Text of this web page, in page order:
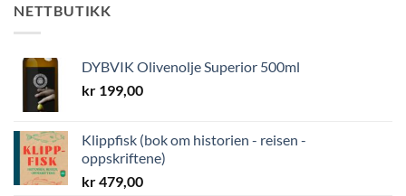
NETTBUTIKK
DYBVIK Olivenolje Superior 500ml
kr 199,00
Klippfisk (bok om historien - reisen -
oppskriftene)
kr479,00